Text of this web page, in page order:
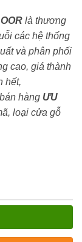
là thương
các hệ thống
và phân phối
cao, giá thành
hết,
hàng ƯU
loại cửa gỗ